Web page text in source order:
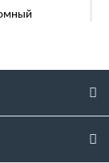
Вас :